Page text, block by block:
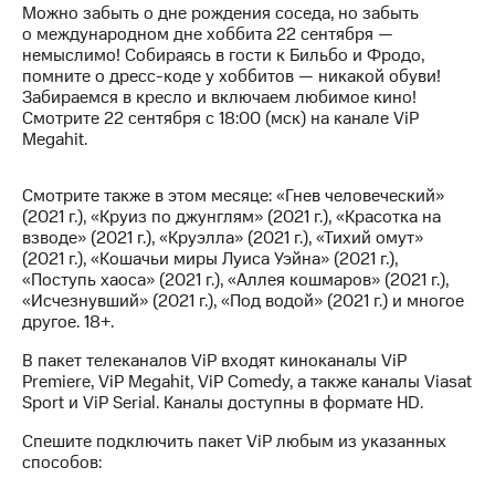
Поддержка
и подписки
МТС
Premium
интернета,
фильмы,
музыка
и многое
другое
Семейная
Скидка
на тарифы,
подписки
и услуги,
Скидка
на тарифы,
общие
подписки
и услуги,
доступ
безопасности
Всё
под
рукой
в Мой МТС
Посмотрите,
что
полезного
в нашем
приложении
Можно забыть о дне рождения соседа, но забыть
о международном дне хоббита 22 сентября —
немыслимо! Собираясь в гости к Бильбо и Фродо,
помните о дресс-коде у хоббитов — никакой обуви!
Забираемся в кресло и включаем любимое кино!
Смотрите 22 сентября с 18:00 (мск) на канале ViP
Megahit.
Смотрите также в этом месяце: «Гнев человеческий»
(2021 г.), «Круиз по джунглям» (2021 г.), «Красотка на
взводе» (2021 г.), «Круэлла» (2021 г.), «Тихий омут»
(2021 г.), «Кошачьи миры Луиса Уэйна» (2021 г.),
«Поступь хаоса» (2021 г.), «Аллея кошмаров» (2021 г.),
«Исчезнувший» (2021 г.), «Под водой» (2021 г.) и многое
другое. 18+.
В пакет телеканалов ViP входят киноканалы ViP
Premiere, ViP Megahit, ViP Comedy, а также каналы Viasat
Sport и ViP Serial. Каналы доступны в формате HD.
Спешите подключить пакет ViP любым из указанных
способов: